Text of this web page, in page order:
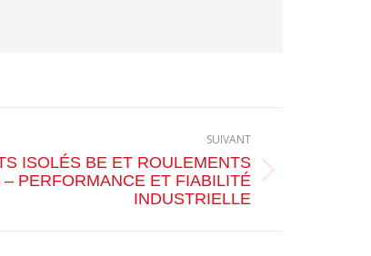
SUIVANT
ISOLÉS BE ET ROULEMENTS
PERFORMANCE ET FIABILITÉ
INDUSTRIELLE